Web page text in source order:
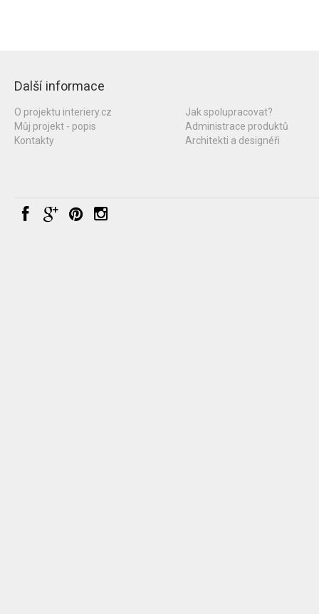
Další informace
O projektu interiery.cz
Můj projekt - popis
Kontakty
Jak spolupracovat?
Administrace produktů
Architekti a designéři